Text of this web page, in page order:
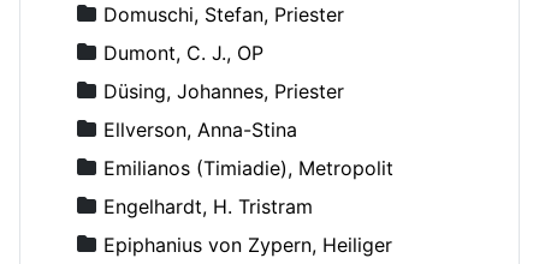
Domuschi, Stefan, Priester
Dumont, C. J., OP
Düsing, Johannes, Priester
Ellverson, Anna-Stina
Emilianos (Timiadie), Metropolit
Engelhardt, H. Tristram
Epiphanius von Zypern, Heiliger